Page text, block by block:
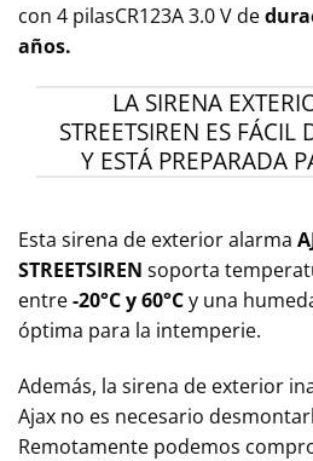
con 4 pilasCR123A 3.0 V de
años.
LA SIRENA
STREETSIREN ES FÁCIL
Y ESTÁ PREPARADA
Esta sirena de exterior alarma
STREETSIREN soporta
entre-20°C y 60°Cy una
óptima para la intemperie.
Además, la sirena de exterior
Ajax no es necesario
Remotamente podemos